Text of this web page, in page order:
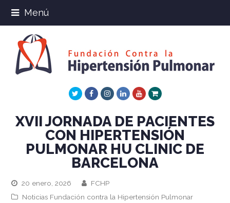
Menú
TwitterFacebookInstagram
LinkedInYoutube
Xing
XVII JORNADA DE PACIENTES
CON HIPERTENSIÓN
PULMONAR HU CLINIC DE
BARCELONA
20 enero, 2026
FCHP
Noticias Fundación contra la Hipertensión Pulmonar